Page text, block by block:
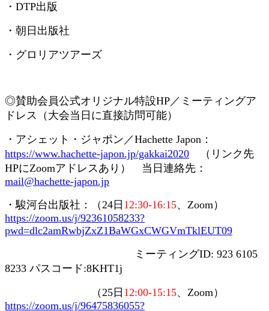
・ DTP出版
・朝日出版社
・グロリアツアーズ
◎賛助会員公式オリジナル特設HP／ミーティングア
ドレス（大会当日に直接訪問可能）
・アシェット・ジャポン／Hachette Japon ：
https://www.hachette-japon.jp/gakkai2020 （リンク先
HPにZoomアドレスあり） 当日連絡先：
mail@hachette-japon.jp
・駿河台出版社：（24 日 12:30-16:15、 Zoom）
https://zoom.us/j/92361058233?
pwd=dlc2amRwbjZxZ1BaWGxCWGVmTklEUT09
ミーティングID: 923 6105
8233 パスコード:8KHT1j
（25 日 12:00-15:15、 Zoom）
https://zoom.us/j/96475836055?